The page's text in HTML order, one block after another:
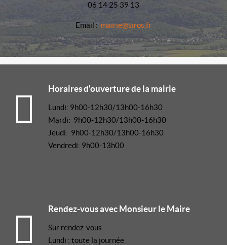
06 14 25 39 13
Email : mairie@siros.fr
Horaires d'ouverture de la mairie
Lundi: 9h00-12h30/13h00-16h30
Mardi: 9h00-12h30/13h00-16h30
Jeudi: 9h00-12h30/13h00-16h30
Vendredi: 9h00-13h00
Rendez-vous avec Monsieur le Maire
Sur rendez-vous
Lundi : toute la journée